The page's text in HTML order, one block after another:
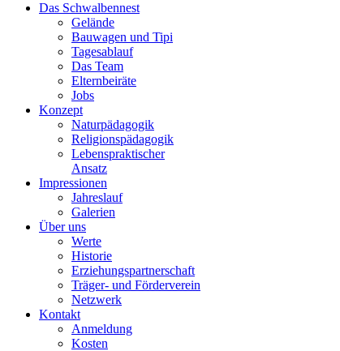
Das Schwalbennest
Gelände
Bauwagen und Tipi
Tagesablauf
Das Team
Elternbeiräte
Jobs
Konzept
Naturpädagogik
Religionspädagogik
Lebenspraktischer
Ansatz
Impressionen
Jahreslauf
Galerien
Über uns
Werte
Historie
Erziehungspartnerschaft
Träger- und Förderverein
Netzwerk
Kontakt
Anmeldung
Kosten